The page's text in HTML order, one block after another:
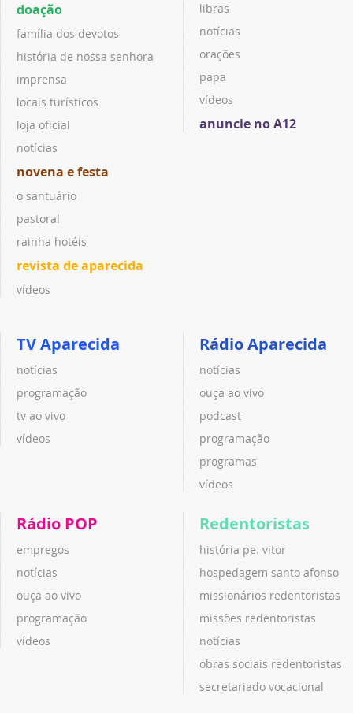
doação
família dos devotos
história de nossa senhora
imprensa
locais turísticos
loja oficial
notícias
novena e festa
o santuário
pastoral
rainha hotéis
revista de aparecida
vídeos
libras
notícias
orações
papa
vídeos
anuncie no A12
TV Aparecida
notícias
programação
tv ao vivo
vídeos
Rádio Aparecida
notícias
ouça ao vivo
podcast
programação
programas
vídeos
Rádio POP
empregos
notícias
ouça ao vivo
programação
vídeos
Redentoristas
história pe. vitor
hospedagem santo afonso
missionários redentoristas
missões redentoristas
notícias
obras sociais redentoristas
secretariado vocacional